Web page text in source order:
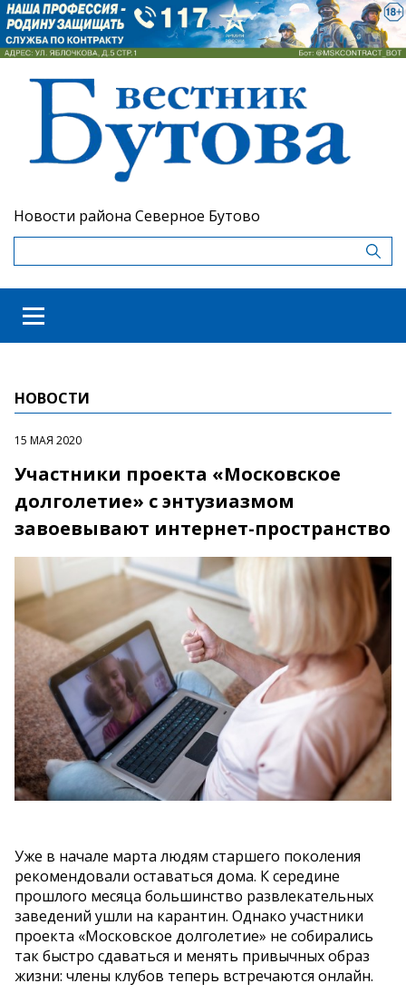
Новости района Северное Бутово
НОВОСТИ
15 МАЯ 2020
Участники проекта «Московское
долголетие» с энтузиазмом
завоевывают интернет-пространство
Уже в начале марта людям старшего поколения
рекомендовали оставаться дома. К середине
прошлого месяца большинство развлекательных
заведений ушли на карантин. Однако участники
проекта «Московское долголетие» не собирались
так быстро сдаваться и менять привычных образ
жизни: члены клубов теперь встречаются онлайн.